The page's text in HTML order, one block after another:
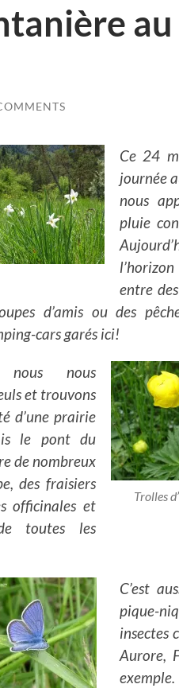
au
Ce 24
journée
nous
pluie
entre
d’amis ou des
cars garés ici!
Trolles
nous nous
et trouvons
d’une prairie
le pont du
de nombreux
des fraisiers
officinales et
toutes les
C’est
pique-
insectes
Aurore,